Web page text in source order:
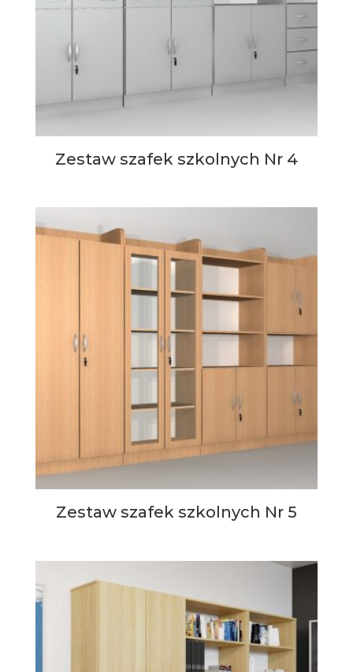
Zestaw szafek szkolnych Nr 4
Zestaw szafek szkolnych Nr 5